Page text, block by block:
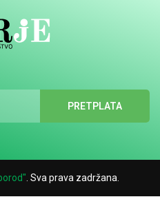
. Sva prava zadržana.